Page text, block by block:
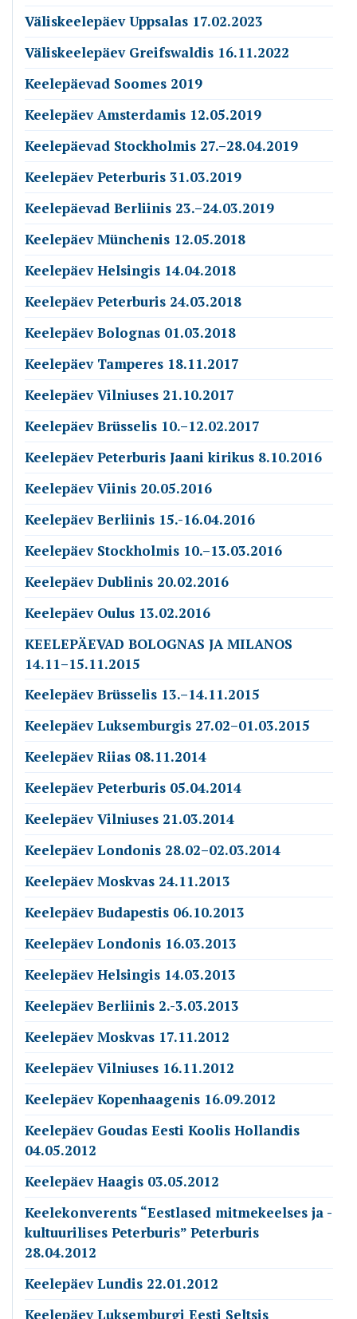
Väliskeelepäev Uppsalas 17.02.2023
Väliskeelepäev Greifswaldis 16.11.2022
Keelepäevad Soomes 2019
Keelepäev Amsterdamis 12.05.2019
Keelepäevad Stockholmis 27.–28.04.2019
Keelepäev Peterburis 31.03.2019
Keelepäevad Berliinis 23.–24.03.2019
Keelepäev Münchenis 12.05.2018
Keelepäev Helsingis 14.04.2018
Keelepäev Peterburis 24.03.2018
Keelepäev Bolognas 01.03.2018
Keelepäev Tamperes 18.11.2017
Keelepäev Vilniuses 21.10.2017
Keelepäev Brüsselis 10.–12.02.2017
Keelepäev Peterburis Jaani kirikus 8.10.2016
Keelepäev Viinis 20.05.2016
Keelepäev Berliinis 15.-16.04.2016
Keelepäev Stockholmis 10.–13.03.2016
Keelepäev Dublinis 20.02.2016
Keelepäev Oulus 13.02.2016
KEELEPÄEVAD BOLOGNAS JA MILANOS
14.11–15.11.2015
Keelepäev Brüsselis 13.–14.11.2015
Keelepäev Luksemburgis 27.02–01.03.2015
Keelepäev Riias 08.11.2014
Keelepäev Peterburis 05.04.2014
Keelepäev Vilniuses 21.03.2014
Keelepäev Londonis 28.02–02.03.2014
Keelepäev Moskvas 24.11.2013
Keelepäev Budapestis 06.10.2013
Keelepäev Londonis 16.03.2013
Keelepäev Helsingis 14.03.2013
Keelepäev Berliinis 2.-3.03.2013
Keelepäev Moskvas 17.11.2012
Keelepäev Vilniuses 16.11.2012
Keelepäev Kopenhaagenis 16.09.2012
Keelepäev Goudas Eesti Koolis Hollandis
04.05.2012
Keelepäev Haagis 03.05.2012
Keelekonverents “Eestlased mitmekeelses ja -
kultuurilises Peterburis” Peterburis
28.04.2012
Keelepäev Lundis 22.01.2012
Keelepäev Luksemburgi Eesti Seltsis